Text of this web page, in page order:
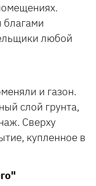
благами
любой
и газон.
слой грунта,
Сверху
купленное в